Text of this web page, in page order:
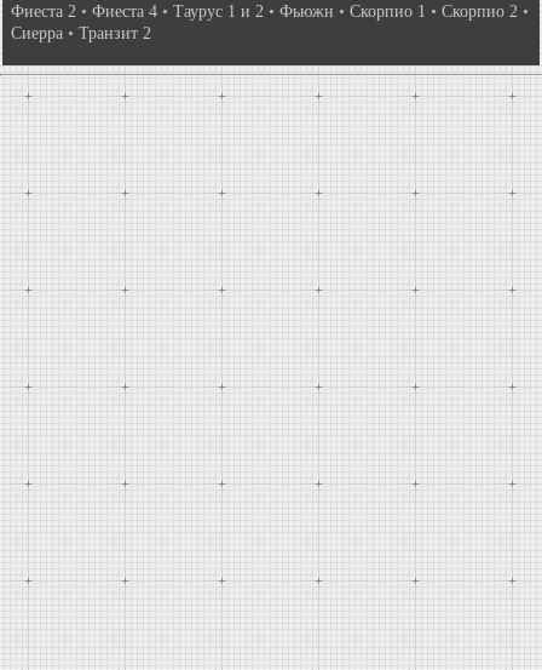
Фиеста 2 • Фиеста 4 • Таурус 1 и 2 • Фьюжн • Скорпио 1 • Скорпио 2 •
Сиерра • Транзит 2